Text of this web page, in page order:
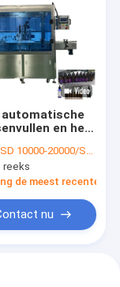
automatische
en het
Oliepatroon
10000-20000/SET
reeks
de meest recente
nu